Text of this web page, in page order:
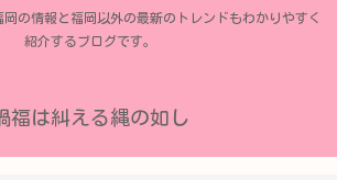
の情報と福岡以外の最新のトレンドもわかりやすく
紹介するブログです。
福は糾える縄の如し